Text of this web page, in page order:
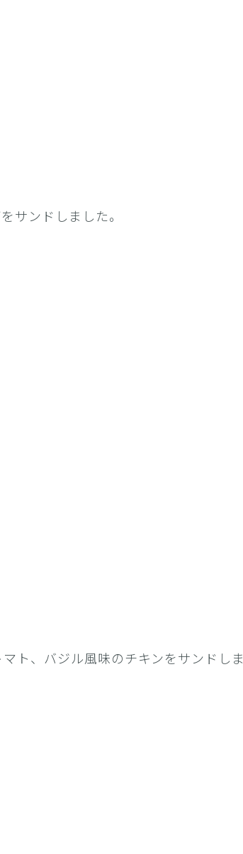
サンドしました。
ト、バジル風味のチキンをサンドし